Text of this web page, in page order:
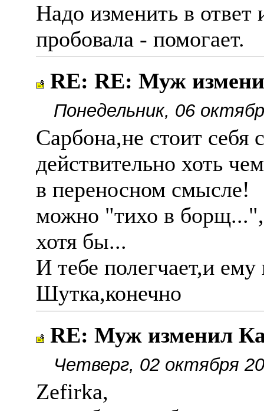
Надо изменить в ответ
пробовала - помогает.
RE: RE: Муж
Понедельник, 06
Сарбона,не стоит себя
действительно хоть
в переносном смысле!
можно "тихо в
хотя бы...
И тебе полегчает,и ему
Шутка,конечно
RE: Муж изменил
Четверг, 02 октября
Zefirka,